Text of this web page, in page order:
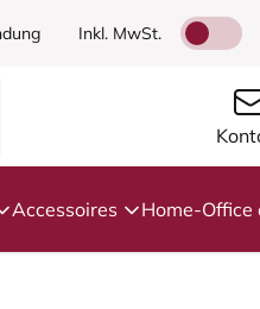
Inkl. MwSt.
Accessoires Home-Office